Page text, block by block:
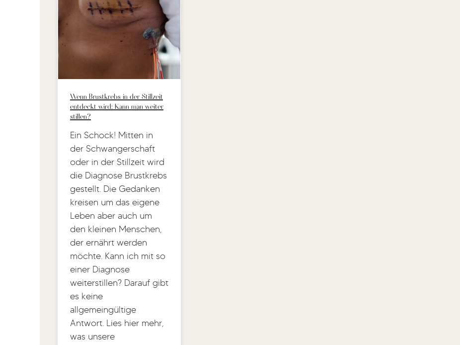
Wenn Brustkrebs in der Stillzeit
entdeckt wird: Kann man weiter
stillen?
Ein Schock! Mitten in
der Schwangerschaft
oder in der Stillzeit wird
die Diagnose Brustkrebs
gestellt. Die Gedanken
kreisen um das eigene
Leben aber auch um
den kleinen Menschen,
der ernährt werden
möchte. Kann ich mit so
einer Diagnose
weiterstillen? Darauf gibt
es keine
allgemeingültige
Antwort. Lies hier mehr,
was unsere